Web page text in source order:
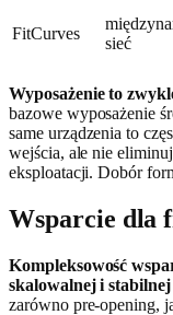
FitCurves
sieć
Wyposażenie to
bazowe wyposażenie
same urządzenia to
wejścia, ale nie
eksploatacji. Dobór
Wsparcie dla
Kompleksowość
skalowalnej i
zarówno pre‑opening,